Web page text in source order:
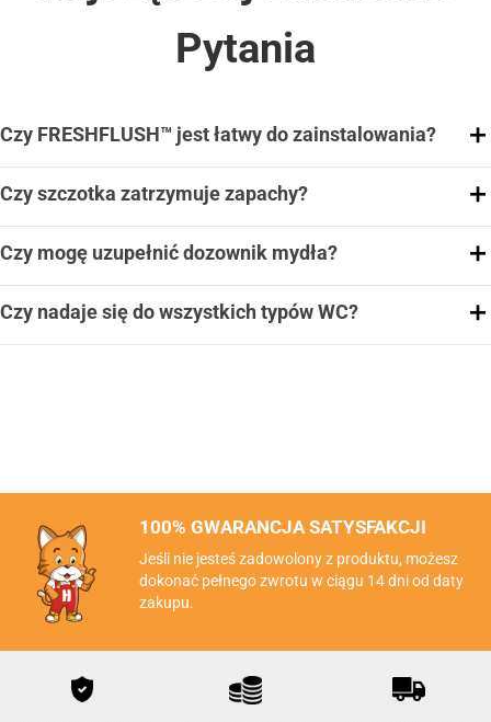
Pytania
Czy FRESHFLUSH™ jest łatwy do zainstalowania?
Czy szczotka zatrzymuje zapachy?
Czy mogę uzupełnić dozownik mydła?
Czy nadaje się do wszystkich typów WC?
100% GWARANCJA SATYSFAKCJI
Jeśli nie jesteś zadowolony z produktu, możesz
dokonać pełnego zwrotu w ciągu 14 dni od daty
zakupu.